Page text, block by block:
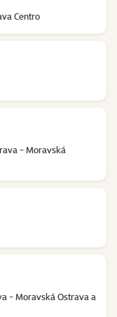
Centro
- Moravská
- Moravská Ostrava a